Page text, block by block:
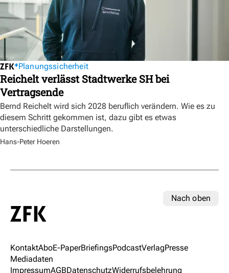
Planungssicherheit
Reichelt verlässt Stadtwerke SH bei
Vertragsende
Bernd Reichelt wird sich 2028 beruflich verändern. Wie es zu
diesem Schritt gekommen ist, dazu gibt es etwas
unterschiedliche Darstellungen.
Hans-Peter Hoeren
Nach oben
KontaktAboE-PaperBriefingsPodcastVerlagPresse
Mediadaten
ImpressumAGBDatenschutzWiderrufsbelehrung